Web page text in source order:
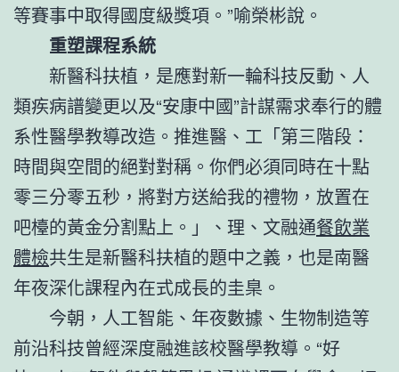
等賽事中取得國度級獎項。”喻榮彬說。
重塑課程系統
新醫科扶植，是應對新一輪科技反動、人
類疾病譜變更以及“安康中國”計謀需求奉行的體
系性醫學教導改造。推進醫、工「第三階段：
時間與空間的絕對對稱。你們必須同時在十點
零三分零五秒，將對方送給我的禮物，放置在
吧檯的黃金分割點上。」、理、文融通餐飲業
體檢共生是新醫科扶植的題中之義，也是南醫
年夜深化課程內在式成長的圭臬。
今朝，人工智能、年夜數據、生物制造等
前沿科技曾經深度融進該校醫學教導。“好